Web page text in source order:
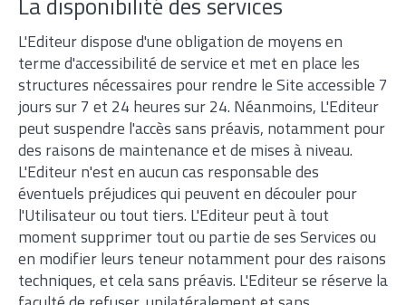
La disponibilité des services
L'Editeur dispose d'une obligation de moyens en
terme d'accessibilité de service et met en place les
structures nécessaires pour rendre le Site accessible 7
jours sur 7 et 24 heures sur 24. Néanmoins, L'Editeur
peut suspendre l'accès sans préavis, notamment pour
des raisons de maintenance et de mises à niveau.
L'Editeur n'est en aucun cas responsable des
éventuels préjudices qui peuvent en découler pour
l'Utilisateur ou tout tiers. L'Editeur peut à tout
moment supprimer tout ou partie de ses Services ou
en modifier leurs teneur notamment pour des raisons
techniques, et cela sans préavis. L'Editeur se réserve la